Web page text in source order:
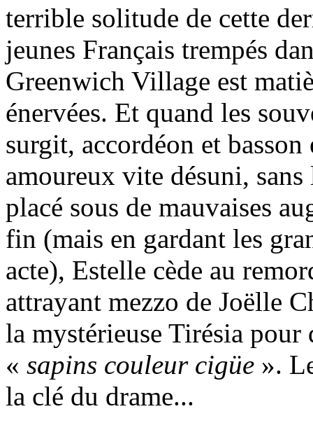
terrible solitude de cette
jeunes Français trempés
Greenwich Village est
énervées. Et quand les
surgit, accordéon et
amoureux vite désuni,
placé sous de mauvaises
fin (mais en gardant les
acte), Estelle cède au
attrayant mezzo de Joëlle
la mystérieuse Tirésia
« sapins couleur cigüe ».
la clé du drame...